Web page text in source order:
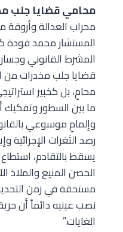
محامي قضايا جلب
محراب العدالة وأروقة
المستشار محمد فودة
المشرط القانوني
قضايا جلب مخدرات من
محامٍ، بل كخبير
ما بين السطور
وإلمامٍ موسوعي
رصد الثغرات الإجرائية
يسقط بالتقادم،
الحصن المنيع
مستحقة في زمن
نصب عينيه دائماً أن
الغايات.”